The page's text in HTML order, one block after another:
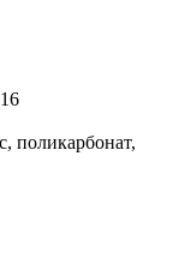
поликарбонат,